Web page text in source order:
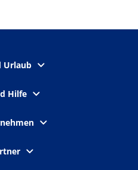
Urlaub
Hilfe